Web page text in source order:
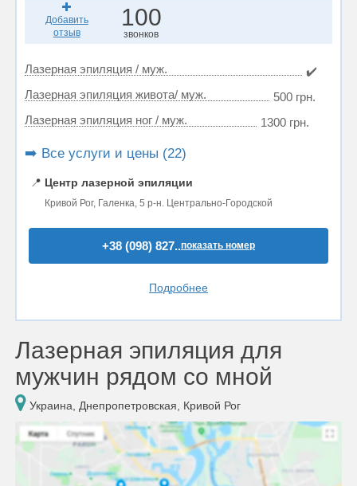
Добавить
отзыв
100
звонков
Лазерная эпиляция / муж.
✔️
Лазерная эпиляция живота/ муж.
500 грн.
Лазерная эпиляция ног / муж.
1300 грн.
➡️ Все услуги и цены (22)
📍 Центр лазерной эпиляции
Кривой Рог, Галенка, 5 р-н. Центрально-Городской
+38 (098) 827..показать номер
Подробнее
Лазерная эпиляция для
мужчин рядом со мной
Украина, Днепропетровская, Кривой Рог